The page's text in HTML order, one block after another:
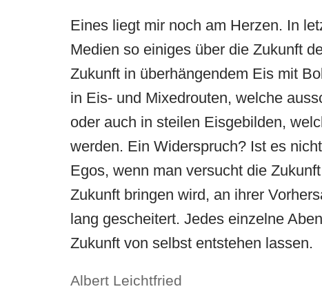
Eines liegt mir noch am Herzen. In
Medien so einiges über die Zukunft
Zukunft in überhängendem Eis mit
in Eis- und Mixedrouten, welche
oder auch in steilen Eisgebilden,
werden. Ein Widerspruch? Ist es
Egos, wenn man versucht die
Zukunft bringen wird, an ihrer
lang gescheitert. Jedes einzelne
Zukunft von selbst entstehen lassen.
Albert Leichtfried